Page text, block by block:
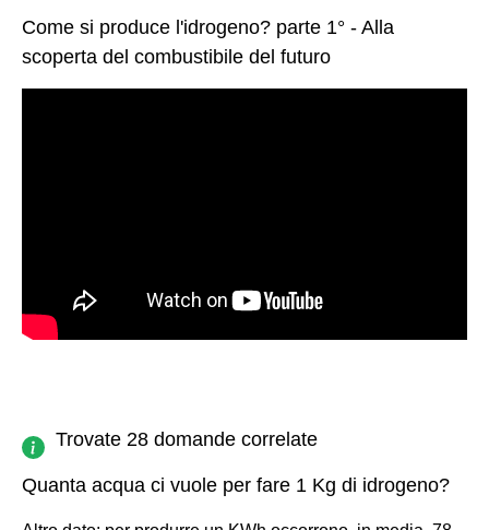
Come si produce l'idrogeno? parte 1° - Alla
scoperta del combustibile del futuro
Trovate 28 domande correlate
Quanta acqua ci vuole per fare 1 Kg di idrogeno?